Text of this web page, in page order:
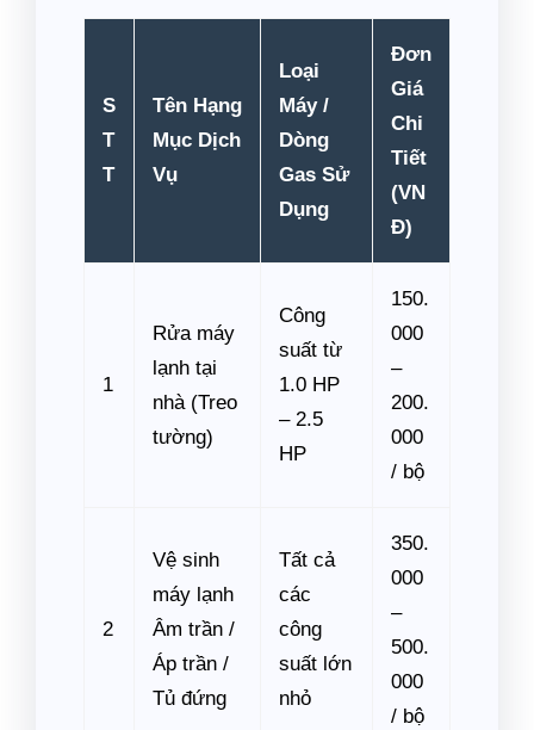
S
T
T
Tên Hạng
Mục Dịch
Vụ
Loại
Máy /
Dòng
Gas Sử
Dụng
Đơn
Giá
Chi
Tiết
(VN
Đ)
1
Rửa máy
lạnh tại
nhà (Treo
tường)
Công
suất từ
1.0 HP
– 2.5
HP
150.
000
–
200.
000
/ bộ
2
Vệ sinh
máy lạnh
Âm trần /
Áp trần /
Tủ đứng
Tất cả
các
công
suất lớn
nhỏ
350.
000
–
500.
000
/ bộ